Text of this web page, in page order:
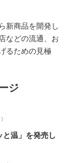
新商品を開発し
などの流通、お
るための見極
ジ
と温」を発売し